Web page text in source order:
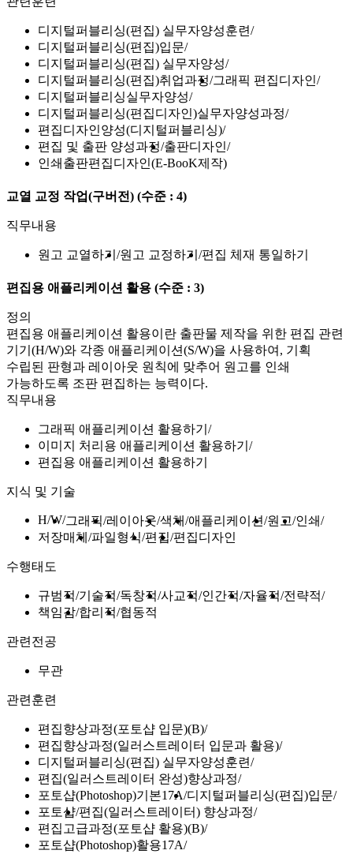
디지털퍼블리싱(편집) 실무자양성훈련
디지털퍼블리싱(편집)입문
디지털퍼블리싱(편집) 실무자양성
디지털퍼블리싱(편집)취업과정 그래픽 편집디자인
디지털퍼블리싱실무자양성
디지털퍼블리싱(편집디자인)실무자양성과정
편집디자인양성(디지털퍼블리싱)
편집 및 출판 양성과정 출판디자인
인쇄출판편집디자인(E-BooK제작)
교열 교정 작업(구버전) (수준 : 4)
직무내용
원고 교열하기 원고 교정하기 편집 체재 통일하기
편집용 애플리케이션 활용 (수준 : 3)
정의
편집용 애플리케이션 활용이란 출판물 제작을 위한 편집 관련
기기(H/W)와 각종 애플리케이션(S/W)을 사용하여, 기획
수립된 판형과 레이아웃 원칙에 맞추어 원고를 인쇄
가능하도록 조판 편집하는 능력이다.
직무내용
그래픽 애플리케이션 활용하기
이미지 처리용 애플리케이션 활용하기
편집용 애플리케이션 활용하기
지식 및 기술
H/W 그래픽 레이아웃 색채 애플리케이션 원고 인쇄
저장매체 파일형식 편집 편집디자인
수행태도
규범적 기술적 독창적 사교적 인간적 자율적 전략적
책임감 합리적 협동적
관련전공
무관
관련훈련
편집향상과정(포토샵 입문)(B)
편집향상과정(일러스트레이터 입문과 활용)
디지털퍼블리싱(편집) 실무자양성훈련
편집(일러스트레이터 완성)향상과정
포토샵(Photoshop)기본17A 디지털퍼블리싱(편집)입문
포토샵 편집(일러스트레이터) 향상과정
편집고급과정(포토샵 활용)(B)
포토샵(Photoshop)활용17A